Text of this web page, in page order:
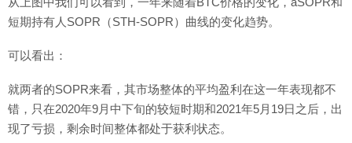
短期持有人SOPR（STH-SOPR）曲线的变化趋势。
可以看出：
就两者的SOPR来看，其市场整体的平均盈利在这一年表现都不
错，只在2020年9月中下旬的较短时期和2021年5月19日之后，出
现了亏损，剩余时间整体都处于获利状态。